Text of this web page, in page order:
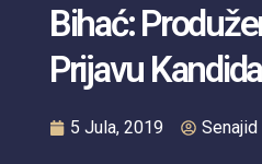
Bihać:
Prijavu
5 Jula, 2019